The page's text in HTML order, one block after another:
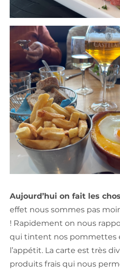
Aujourd’hui on fait les
effet nous sommes pas
! Rapidement on nous
qui tintent nos pommettes
l’appétit. La carte est très
produits frais qui nous